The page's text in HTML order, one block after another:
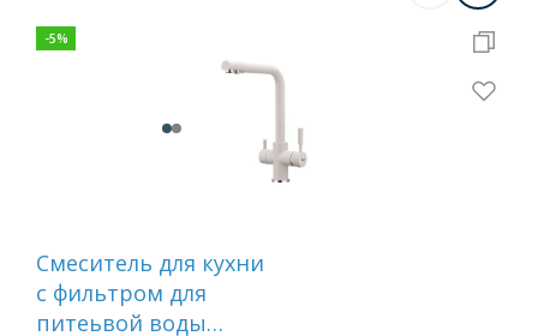
-5%
Смеситель для кухни
c фильтром для
питеьвой воды